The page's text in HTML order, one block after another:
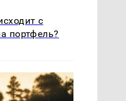
с
портфель?